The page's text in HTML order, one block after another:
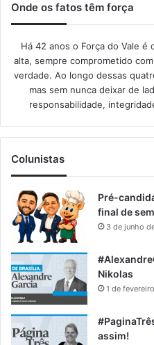
Onde os fatos têm força
Há 42 anos o Força do Vale é
alta, sempre comprometido
verdade. Ao longo dessas
mas sem nunca deixar de
responsabilidade,
Colunistas
Pré-
final de
3 de junho
Nikolas
1 de
assim!